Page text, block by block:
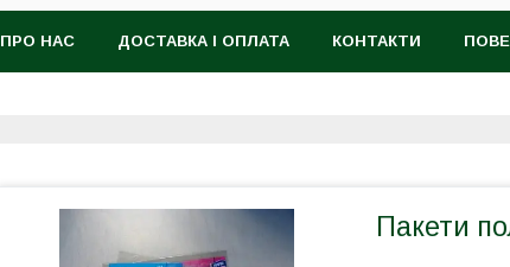
ПРО НАС ДОСТАВКА І ОПЛАТА КОНТАКТИ
Пакети